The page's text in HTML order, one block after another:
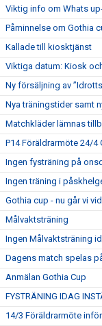
Viktig info om Whats
Påminnelse om Gothia
Kallade till kiosktjänst
Viktiga datum: Kiosk
Ny försäljning av
Nya träningstider samt
Matchkläder lämnas
P14 Föräldrarmöte 24/4
Ingen fysträning på
Ingen träning i
Gothia cup - nu går vi
Målvaktsträning
Ingen Målvaktsträning
Dagens match spelas
Anmälan Gothia Cup
FYSTRÄNING IDAG
14/3 Föräldrarmöte